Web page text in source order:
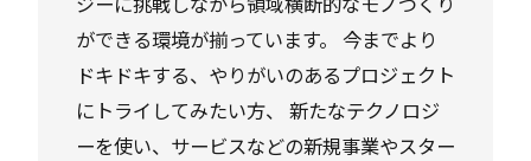
PARTYには部活動もいくつかあると聞いたの
で、ぜひメンバーとも一緒に行けたらと思いま
す。
ができる環境が揃っています。 今までより
ドキドキする、やりがいのあるプロジェクト
にトライしてみたい方、 新たなテクノロジ
ーを使い、サービスなどの新規事業やスター